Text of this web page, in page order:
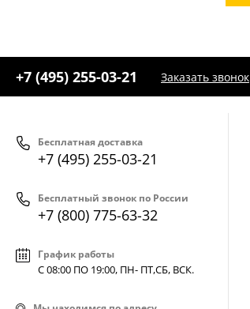
+7 (495) 255-03-21 Заказать звонок
Бесплатная доставка
+7 (495) 255-03-21
Бесплатный звонок по России
+7 (800) 775-63-32
График работы
С 08:00 ПО 19:00, ПН- ПТ,СБ, ВСК.